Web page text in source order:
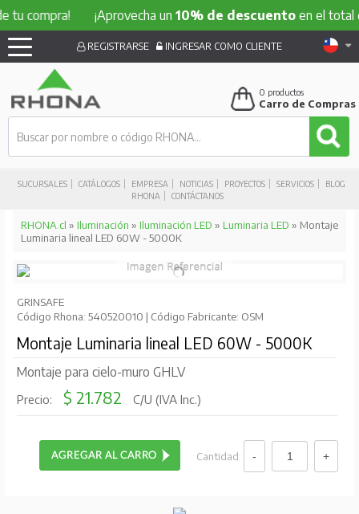
¡Aprovecha un10% de descuentoen el total de tu
SUCURSALES CATÁLOGOS EMPRESA NOTICIAS PROYECTOS SERVICIOS
BLOG
RHONA
CONTÁCTANOS
REGISTRARSE INGRESAR COMO CLIENTE
0 productos
Carro de Compras
RHONA.cl » Iluminación » Iluminación LED » Luminaria LED » Montaje
Luminaria lineal LED 60W - 5000K
GRINSAFE
Código Rhona: 540520010 | Código Fabricante: OSM
Montaje Luminaria lineal LED 60W - 5000K
Montaje para cielo-muro GHLV
Precio: $ 21.782 C/U (IVA Inc.)
Cantidad: